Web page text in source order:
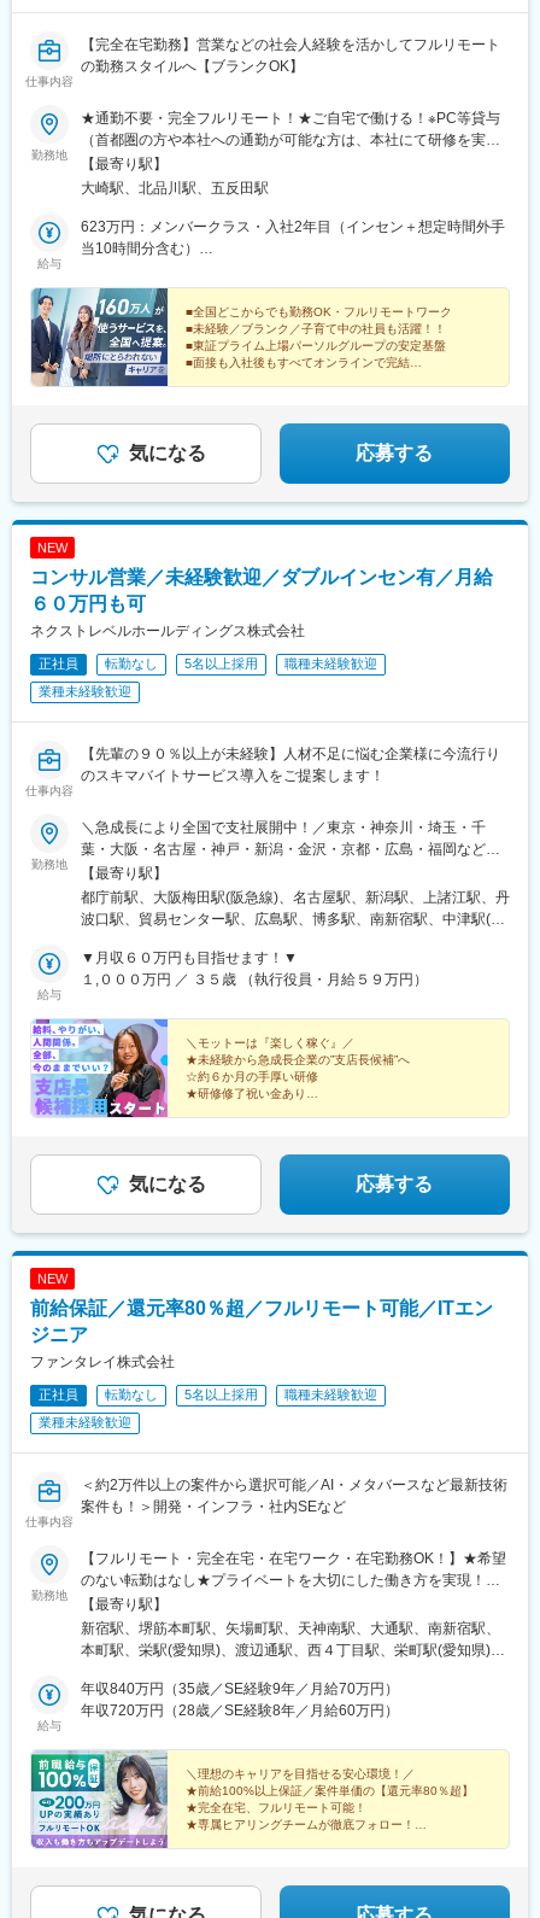
前駅(沖縄県)、京成千葉駅、高島町駅、北鉄金沢駅、四条駅(京都
市営)、市役所前駅(長野県)、神戸三宮駅(阪神)、高松築港駅、あす
駅、鷹野橋駅、祇園駅(福岡県)、西鉄福岡駅、横浜駅、蒔田駅、千
種駅、矢賀駅、八丁堀駅(広島県)、宮の陣駅、北浜駅(大阪府)、谷
町四丁目駅、四ツ橋駅、西梅田駅、吹田駅(東海道本線)、西中島南
方駅、だいどう豊里駅、久寿川駅、向原駅(東京都)、西新宿五丁目
駅、馬喰町駅、虎ノ門ヒルズ駅、都庁前駅、乃木坂駅、新馬場
駅、馬車道駅、新豊洲駅、鹿島田駅、東大前駅、新橋駅、三田駅
(東京都)、浜松町駅、日比谷駅、北長野駅、鹿児島中央駅、名鉄名
古屋駅、梅田駅(地下鉄)、呉服町駅(福岡県)、第一通り駅、壺川
(神戸新交通)、市役所前駅(愛媛県)、西４丁目駅、北１３条東駅、
中電前駅、本通駅、本町駅、西大橋駅、大阪梅田駅(阪神線)、東池
袋四丁目駅、馬喰横山駅、六本木一丁目駅、品川駅、平間駅、本
駒込駅、築地市場駅、大門駅(東京都)、銀座一丁目駅、二重橋前
駅、熊本城・市役所前駅、都通駅
仕事内容
【完全在宅勤務】営業などの社会人経験を活かしてフルリモート
の勤務スタイルへ【ブランクOK】
勤務地
★通勤不要・完全フルリモート！★ご自宅で働ける！※PC等貸与
（首都圏の方や本社への通勤が可能な方は、本社にて研修を実施
後に在宅勤務となります）………………………………………【本
社】東京都品川区北品川5-1-18 住友不動産大崎ツインビル東館
んかい線 「大崎駅」新東口より徒歩8分■東急池上線 「五反田駅」
東急五反田駅出口より徒歩9分 ■JR山手線 「五反田駅」より徒歩
【最寄り駅】
大崎駅、北品川駅、五反田駅
給与
623万円：メンバークラス・入社2年目（インセン＋想定時間外手
当10時間分含む）
当10時間分含む）
■全国どこからでも勤務OK・フルリモートワーク
■未経験／ブランク／子育て中の社員も活躍！！
■東証プライム上場パーソルグループの安定基盤
■面接も入社後もすべてオンラインで完結
気になる 応募する
NEW
コンサル営業／未経験歓迎／ダブルインセン有／月給
６０万円も可
ネクストレベルホールディングス株式会社
正社員 転勤なし 5名以上採用
職種未経験歓迎
業種未経験歓迎
仕事内容
【先輩の９０％以上が未経験】人材不足に悩む企業様に今流行り
のスキマバイトサービス導入をご提案します！
勤務地
＼急成長により全国で支社展開中！／東京・神奈川・埼玉・千
葉・大阪・名古屋・神戸・新潟・金沢・京都・広島・福岡などで
募集中！★東京、大阪、名古屋、福岡は急募のため、特に選考優
遇します★◎勤務地は希望を考慮し、決定します。◎本人希望以
外での転勤はありません。◎マイカー通勤可（新潟支店、金沢支
本社／「梅田駅」徒歩5分、「大阪駅」徒歩8分■新潟支店／「新
潟駅」徒歩8分■金沢支店／「上諸江駅」徒歩20分■名古屋支店／
「三宮駅」徒歩5分■京都支店／「丹波口駅」徒歩5分■広島支店／
「広島駅」徒歩7分■福岡支店／「博多駅」徒歩10分
【最寄り駅】
都庁前駅、大阪梅田駅(阪急線)、名古屋駅、新潟駅、上諸江駅、丹
波口駅、貿易センター駅、広島駅、博多駅、南新宿駅、中津駅(地
駅、中津駅(大阪府・阪急線)、神戸三宮駅(阪神)、猿猴橋町駅
給与
▼月収６０万円も目指せます！▼
１,０００万円 ／ ３５歳 （執行役員・月給５９万円）
＼モットーは『楽しく稼ぐ』／
★未経験から急成長企業の”支店長候補”へ
☆約６か月の手厚い研修
★研修修了祝い金あり
★最短入社１年半で営業部長へ昇格実績あり
気になる 応募する
NEW
前給保証／還元率80％超／フルリモート可能／ITエン
ジニア
ファンタレイ株式会社
正社員 転勤なし 5名以上採用
職種未経験歓迎
業種未経験歓迎
仕事内容
＜約2万件以上の案件から選択可能／AI・メタバースなど最新技術
案件も！＞開発・インフラ・社内SEなど
勤務地
【フルリモート・完全在宅・在宅ワーク・在宅勤務OK！】★希望
のない転勤はなし★プライベートを大切にした働き方を実現！★
東京・大阪・名古屋・北海道・福岡など全国の希望の勤務地で希
望の働き方ができます！★入社後に本人希望で上京や地方への引
っ越しした方も複数名いて、その人に合った働き方を実現！
東京都新宿区西新宿1-20-3 西新宿高木ビル8F└各線「新宿」駅よ
り徒歩5分【大阪支社】大阪府大阪市中央区安土町2-3-13 大阪国
社】愛知県名古屋市中区栄3-15-33 栄ガスビル13F└各線「栄」駅
より徒歩5分【福岡支社】福岡県福岡市中央区渡辺通5-14-12 南天
神ビル3F└七隈線「天神南」駅より徒歩4分【北海道支社】北海道
札幌市中央区大通西1丁目14-2 桂和大通ビル50 9F└各線「大通」
駅より徒歩3分
【最寄り駅】
新宿駅、堺筋本町駅、矢場町駅、天神南駅、大通駅、南新宿駅、
本町駅、栄駅(愛知県)、渡辺通駅、西４丁目駅、栄町駅(愛知県)、
給与
年収840万円（35歳／SE経験9年／月給70万円）
年収720万円（28歳／SE経験8年／月給60万円）
＼理想のキャリアを目指せる安心環境！／
★前給100%以上保証／案件単価の【還元率80％超】
★完全在宅、フルリモート可能！
★専属ヒアリングチームが徹底フォロー！